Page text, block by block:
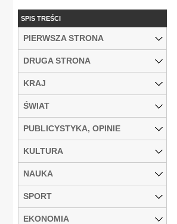
SPIS TREŚCI
PIERWSZA STRONA
DRUGA STRONA
KRAJ
ŚWIAT
PUBLICYSTYKA, OPINIE
KULTURA
NAUKA
SPORT
EKONOMIA